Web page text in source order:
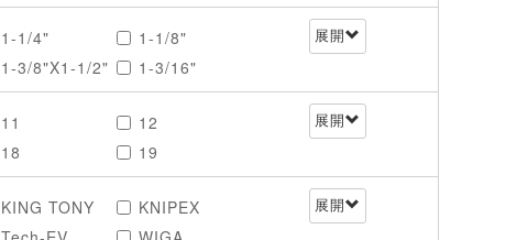
1-1/4"
1-1/8"
1-3/8"X1-1/2" 1-3/16"
1-9/16" 1-13/16"
2"
3/4"
3/8"X7/16"
3/16"
5/16"X11/32"
7/8"
展開
11
12
18
19
25
26
33
34
展開
KING TONY
KNIPEX
展開